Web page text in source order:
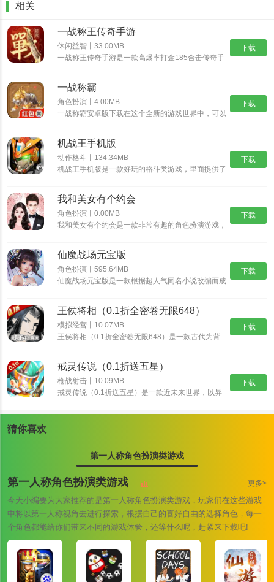
3、超级广阔的大陆中，各种各样的地图中有很多的地方可以去探
索，让自己可以拥有强悍实力
4、突破束缚自由成长，无忧无虑战斗，特效华丽，来这里冒险吧
常精彩
6、海量史诗副本等你来探索，与各种强大的BOSS战斗展现你强大的
实力
小编评价
1、热血无限战斗副本，发生在世界地图的故事，召集几大宗门组成
联盟守护苍生
2、原汁原味的修仙玩法，可以根据你修仙的想法来进行选择主线，
还能在这里自由进行找人结婚
相关
下载
一战称王传奇手游
休闲益智丨33.00MB
一战称王传奇手游是一款高爆率打金185合击传奇手
的富豪。185合击玩法更是让你与兄弟并肩作战，共
同书写传......
下载
一战称霸
角色扮演丨4.00MB
一战称霸安卓版下载在这个全新的游戏世界中，可以
级。除了你的实力，你还可以进行更好的冒险，充分
享受各种有趣的解锁。
下载
机战王手机版
动作格斗丨134.34MB
机战王手机版是一款好玩的格斗类游戏，里面提供了
场景中开启冒险之旅，收集更多的装备提升机甲的属
性。
下载
我和美女有个约会
角色扮演丨0.00MB
我和美女有个约会是一款非常有趣的角色扮演游戏，
喜欢的角色，不断的提高自我的魅力，如果玩家对我
和美女有个约会感兴趣的话，那就快来预约体验游玩
吧！
下载
仙魔战场元宝版
角色扮演丨595.64MB
仙魔战场元宝版是一款根据超人气同名小说改编而成
世界，穿梭在神秘的仙魔大陆，沉浸式交友修炼，酣
战各路仙魔。
下载
王侯将相（0.1折全密卷无限648）
模拟经营丨10.07MB
王侯将相（0.1折全密卷无限648）是一款古代为背
能，酣畅淋漓的战斗让你热血澎湃！
下载
戒灵传说（0.1折送五星）
枪战射击丨10.09MB
戒灵传说（0.1折送五星）是一款近未来世界，以异
新卡组，海量卡牌搭配及阵营组合，衍生出丰富策略
猜你喜欢
第一人称角色扮演类游戏
第一人称角色扮演类游戏 更多>
今天小编要为大家推荐的是第一人称角色扮演类游戏，玩家们在这些游戏
中将以第一人称视角去进行探索，根据自己的喜好自由的选择角色，每一
个角色都能给你们带来不同的游戏体验，还等什么呢，赶紧来下载吧!